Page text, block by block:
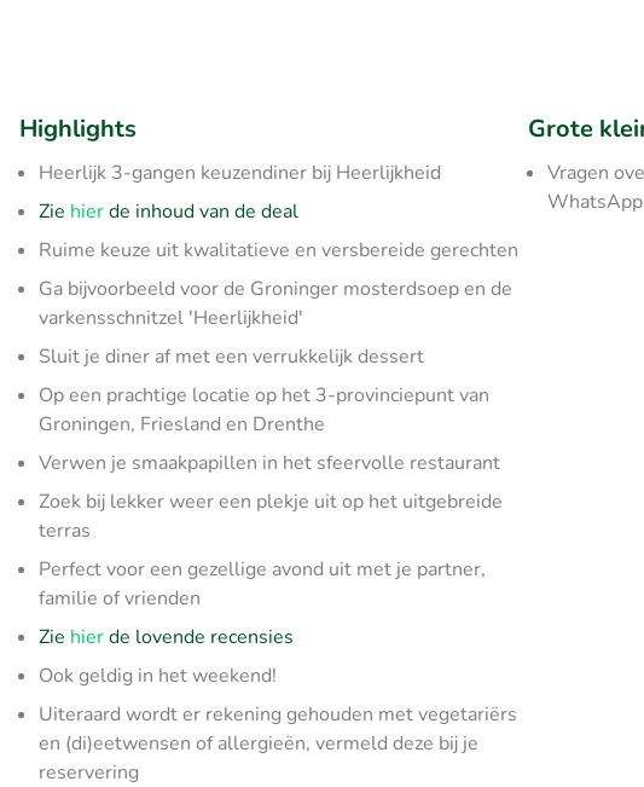
Highlights
Heerlijk 3-gangen keuzendiner bij Heerlijkheid
Zie hierde inhoud van de deal
Ruime keuze uit kwalitatieve en versbereide gerechten
Ga bijvoorbeeld voor de Groninger mosterdsoep en de
varkensschnitzel 'Heerlijkheid'
Sluit je diner af met een verrukkelijk dessert
Op een prachtige locatie op het 3-provinciepunt van
Groningen, Friesland en Drenthe
Verwen je smaakpapillen in het sfeervolle restaurant
Zoek bij lekker weer een plekje uit op het uitgebreide
terras
Perfect voor een gezellige avond uit met je partner,
familie of vrienden
Zie hierde lovende recensies
Ook geldig in het weekend!
Uiteraard wordt er rekening gehouden met vegetariërs
en (di)eetwensen of allergieën, vermeld deze bij je
reservering
Grote
Vragen